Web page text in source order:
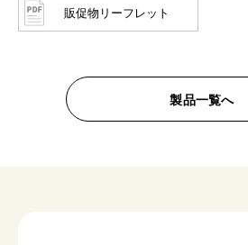
販促物​​リーフレット
製品一覧へ